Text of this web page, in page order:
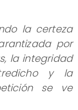
la certeza
por
la integridad
y la
se ve